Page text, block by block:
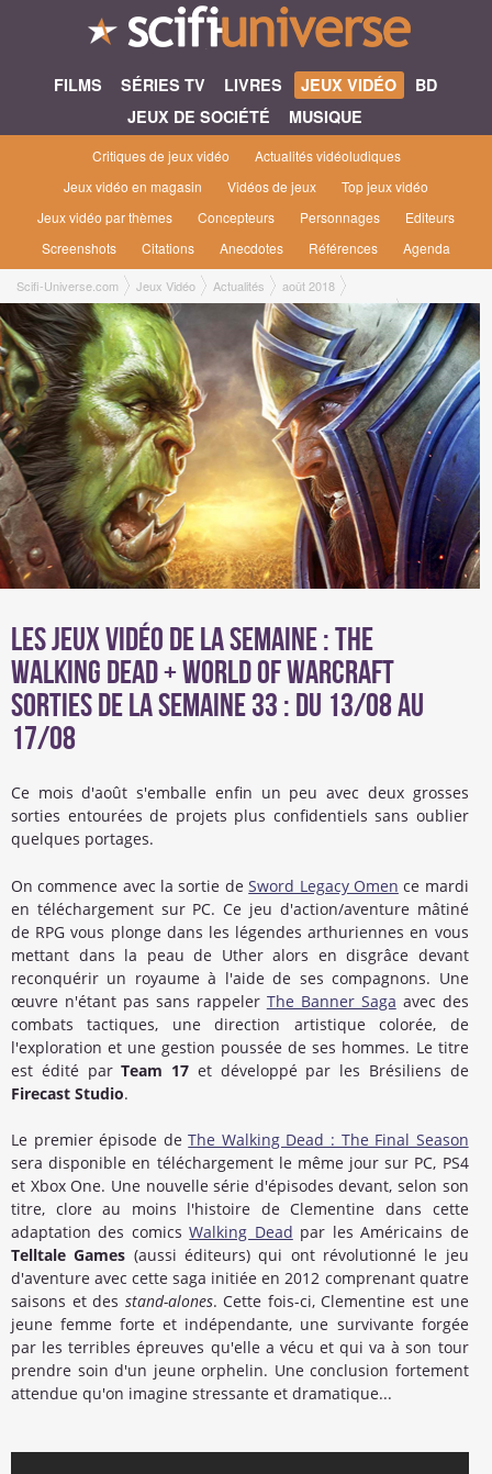
FILMS SÉRIES TV LIVRES JEUX VIDÉO
BD
JEUX DE SOCIÉTÉ
MUSIQUE
Critiques de jeux vidéo
Actualités vidéoludiques
Jeux vidéo en magasin
Vidéos de jeux
Top jeux vidéo
Jeux vidéo par thèmes
Concepteurs Personnages
Editeurs
Screenshots
Citations Anecdotes Références Agenda
Scifi-Universe.com Jeux Vidéo Actualités
août 2018
Les Jeux Vidéo de la Semaine : The Walking Dead + World of Warcraft
Les Jeux Vidéo de la Semaine : The
Walking Dead + World of Warcraft
Sorties de la semaine 33 : du 13/08 au
17/08
Ce mois d'août s'emballe enfin un peu avec deux grosses
sorties entourées de projets plus confidentiels sans oublier
quelques portages.
On commence avec la sortie deSword Legacy Omen ce mardi
en téléchargement sur PC. Ce jeu d'action/aventure mâtiné
de RPG vous plonge dans les légendes arthuriennes en vous
mettant dans la peau de Uther alors en disgrâce devant
reconquérir un royaume à l'aide de ses compagnons. Une
œuvre n'étant pas sans rappeler The Banner Saga avec des
combats tactiques, une direction artistique colorée, de
l'exploration et une gestion poussée de ses hommes. Le titre
est édité parTeam 17 et développé par les Brésiliens de
Firecast Studio.
Le premier épisode deThe Walking Dead : The Final Season
sera disponible en téléchargement le même jour sur PC, PS4
et Xbox One. Une nouvelle série d'épisodes devant, selon son
titre, clore au moins l'histoire de Clementine dans cette
adaptation des comicsWalking Dead par les Américains de
Telltale Games (aussi éditeurs) qui ont révolutionné le jeu
d'aventure avec cette saga initiée en 2012 comprenant quatre
saisons et des stand-alones. Cette fois-ci, Clementine est une
jeune femme forte et indépendante, une survivante forgée
par les terribles épreuves qu'elle a vécu et qui va à son tour
prendre soin d'un jeune orphelin. Une conclusion fortement
attendue qu'on imagine stressante et dramatique...